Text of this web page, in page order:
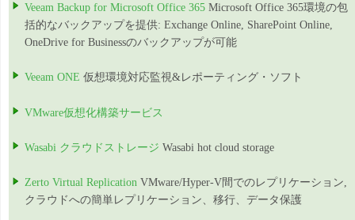
Veeam Backup for Microsoft Office 365 Microsoft Office 365環境の包
括的なバックアップを提供: Exchange Online, SharePoint Online,
OneDrive for Businessのバックアップが可能
Veeam ONE 仮想環境対応監視&レポーティング・ソフト
VMware仮想化構築サービス
Wasabi クラウドストレージ Wasabi hot cloud storage
Zerto Virtual Replication VMware/Hyper-V間でのレプリケーション,
クラウドへの簡単レプリケーション、移行、データ保護